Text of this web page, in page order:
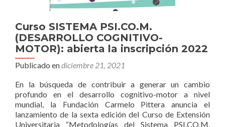
Curso SISTEMA PSI.CO.M.
(DESARROLLO COGNITIVO-
MOTOR): abierta la inscripción 2022
Publicado endiciembre 21, 2021
En la búsqueda de contribuir a generar un cambio
profundo en el desarrollo cognitivo-motor a nivel
mundial, la Fundación Carmelo Pittera anuncia el
lanzamiento de la sexta edición del Curso de Extensión
Universitaria “Metodologías del Sistema PSI.CO.M.